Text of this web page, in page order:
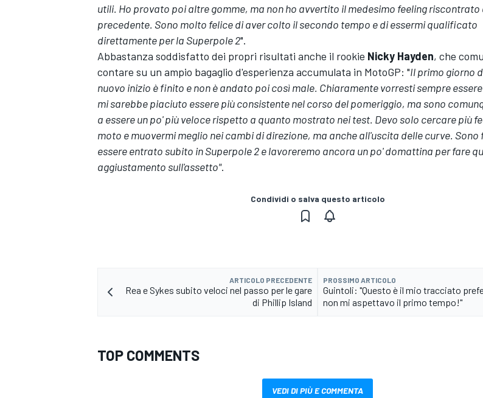
ENDURANCE/GT
utili. Ho provato poi altre gomme, ma non ho avvertito il medesimo feeling riscontrato
precedente. Sono molto felice di aver colto il secondo tempo e di essermi qualificato
direttamente per la Superpole 2".
Abbastanza soddisfatto dei propri risultati anche il rookie Nicky Hayden, che
contare su un ampio bagaglio d'esperienza accumulata in MotoGP: "Il primo giorno
nuovo inizio è finito e non è andato poi così male. Chiaramente vorresti sempre
mi sarebbe piaciuto essere più consistente nel corso del pomeriggio, ma sono
a essere un po' più veloce rispetto a quanto mostrato nei test. Devo solo cercare più
moto e muovermi meglio nei cambi di direzione, ma anche all'uscita delle curve. Sono
essere entrato subito in Superpole 2 e lavoreremo ancora un po' domattina per fare
aggiustamento sull'assetto".
Condividi o salva questo articolo
ARTICOLO PRECEDENTE
Rea e Sykes subito veloci nel passo per le gare
di Phillip Island
PROSSIMO ARTICOLO
Guintoli: "Questo è il mio tracciato
non mi aspettavo il primo tempo!"
TOP COMMENTS
VEDI DI PIÙ E COMMENTA